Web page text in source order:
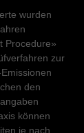
wurden
Procedure»
zur
den
können
je nach